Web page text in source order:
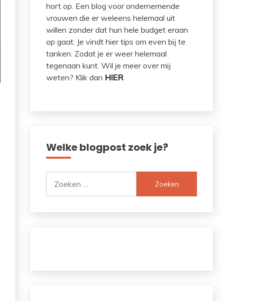
hort op. Een blog voor ondernemende
vrouwen die er weleens helemaal uit
willen zonder dat hun hele budget eraan
op gaat. Je vindt hier tips om even bij te
tanken. Zodat je er weer helemaal
tegenaan kunt. Wil je meer over mij
weten? Klik dan HIER
Welke blogpost zoek je?
naar: